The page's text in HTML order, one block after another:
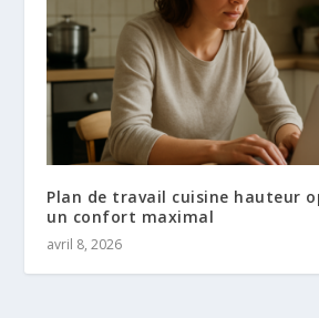
Plan de travail cuisine hauteur
un confort maximal
avril 8, 2026